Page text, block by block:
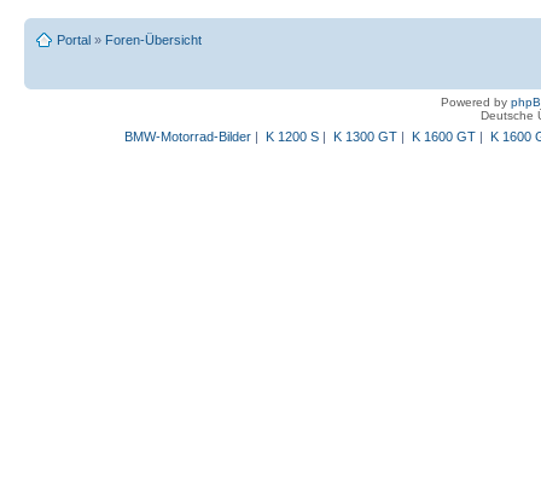
Portal » Foren-Übersicht
Powered by
Deutsche
BMW-Motorrad-Bilder| K 1200 S| K 1300 GT| K 1600 GT| K 1600